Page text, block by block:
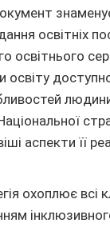
освітніх
освітнього
освіту
аспекти її
охоплює всі